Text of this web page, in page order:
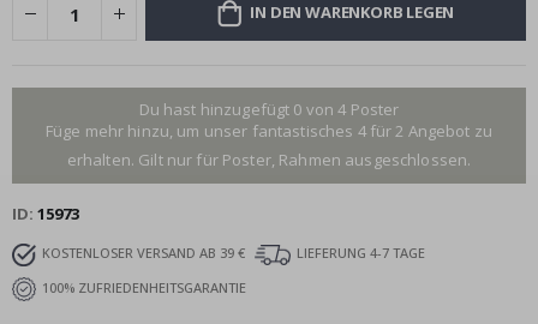
IN DEN WARENKORB LEGEN
Du hast hinzugefügt 0 von 4 Poster
Füge mehr hinzu, um unser fantastisches 4 für 2 Angebot zu
erhalten. Gilt nur für Poster, Rahmen ausgeschlossen.
ID 15973
KOSTENLOSER VERSAND AB 39 €
LIEFERUNG 4-7 TAGE
100% ZUFRIEDENHEITSGARANTIE